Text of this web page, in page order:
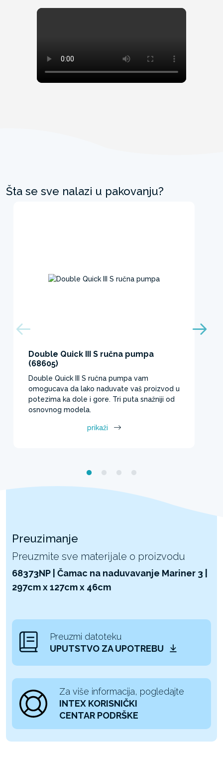
Šta se sve nalazi u pakovanju?
Double Quick III S ručna pumpa
(68605)
Double Quick III S ručna pumpa vam
omogucava da lako naduvate vaš proizvod u
potezima ka dole i gore. Tri puta snažniji od
osnovnog modela.​
prikaži
Preuzimanje
Preuzmite sve materijale o proizvodu
68373NP | Čamac na naduvavanje Mariner 3 |
297cm x 127cm x 46cm
Preuzmi datoteku
UPUTSTVO ZA UPOTREBU
Za više informacija, pogledajte
INTEX KORISNIČKI
CENTAR PODRŠKE